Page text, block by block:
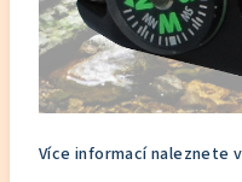
Více informací naleznete